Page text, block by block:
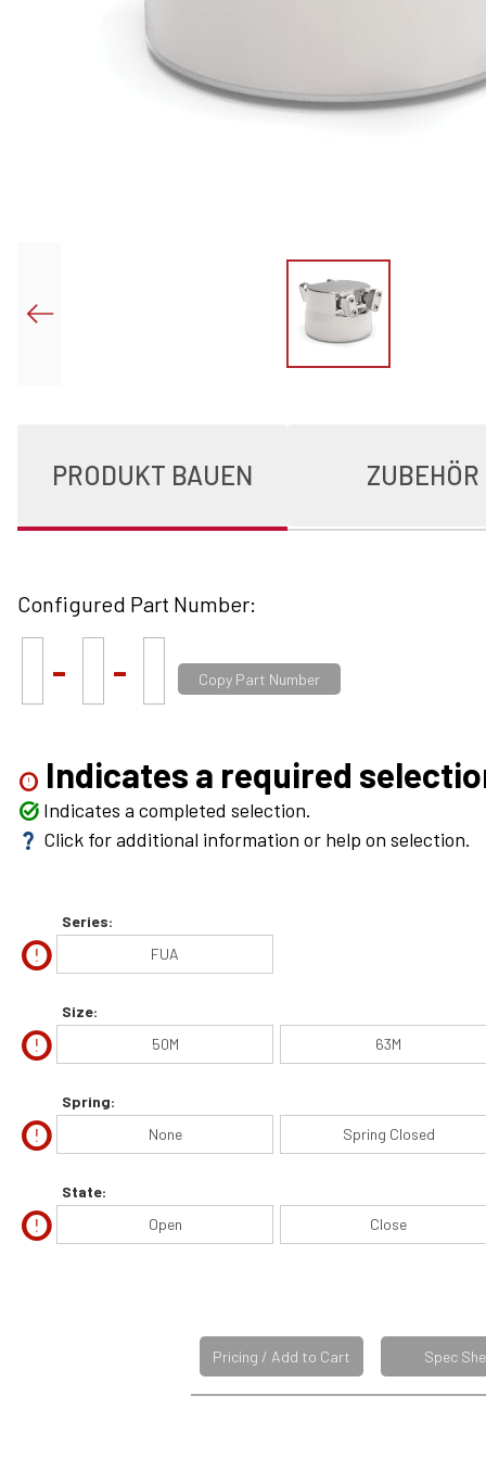
PRODUKT BAUEN ZUBEHÖR
Configured Part Number:
- - Copy Part Number
error Indicates a required
task_alt Indicates a completed selection.
question_mark Click for additional information or help on selection.
Series:
error FUA
Size:
error 50M 63M
Spring:
error None Spring Closed
State:
error Open Close
Pricing / Add to Cart Spec